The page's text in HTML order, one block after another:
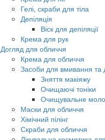
Гелі, скраби для тіла
Депіляція
Віск для депіляції
Крема для рук
Догляд для обличчя
Крема для обличчя
Засоби для вмивання та
Зняття макіяжу
Очищаючі тоніки
Очищувальне
Маски для обличчя
Хімічний пілінг
Скраби для обличчя